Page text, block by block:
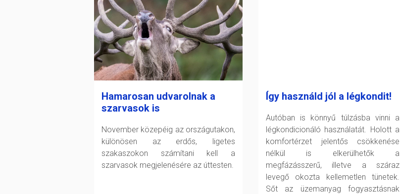
Hamarosan udvarolnak a
szarvasok is
November közepéig az országutakon,
különösen az erdős, ligetes
szakaszokon számítani kell a
szarvasok megjelenésére az úttesten.
Így használd jól a légkondit!
Autóban is könnyű túlzásba vinni a
légkondicionáló használatát. Holott a
komfortérzet jelentős csökkenése
nélkül is elkerülhetők a
megfázásszerű, illetve a száraz
levegő okozta kellemetlen tünetek.
Sőt az üzemanyag fogyasztásnak